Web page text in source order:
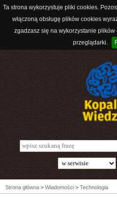
Ta strona wykorzystuje pliki cookies.
włączoną obsługę plików cookies
zgadzasz się na wykorzystanie
przeglądarki.
Strona główna > Wiadomości > Technologia